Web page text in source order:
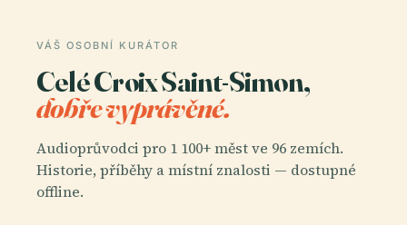
VÁŠ OSOBNÍ KURÁTOR
Celé Croix Saint-Simon,
dobře vyprávěné.
Audioprůvodci pro 1 100+ měst ve 96 zemích.
Historie, příběhy a místní znalosti — dostupné
offline.